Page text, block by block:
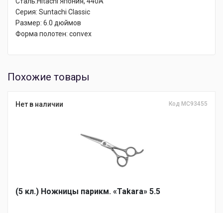
Серия: Suntachi Classic
Размер: 6.0 дюймов
Форма полотен: convex
Похожие товары
Нет в наличии Код MC93455
(5 кл.) Ножницы парикм. «Takara» 5.5